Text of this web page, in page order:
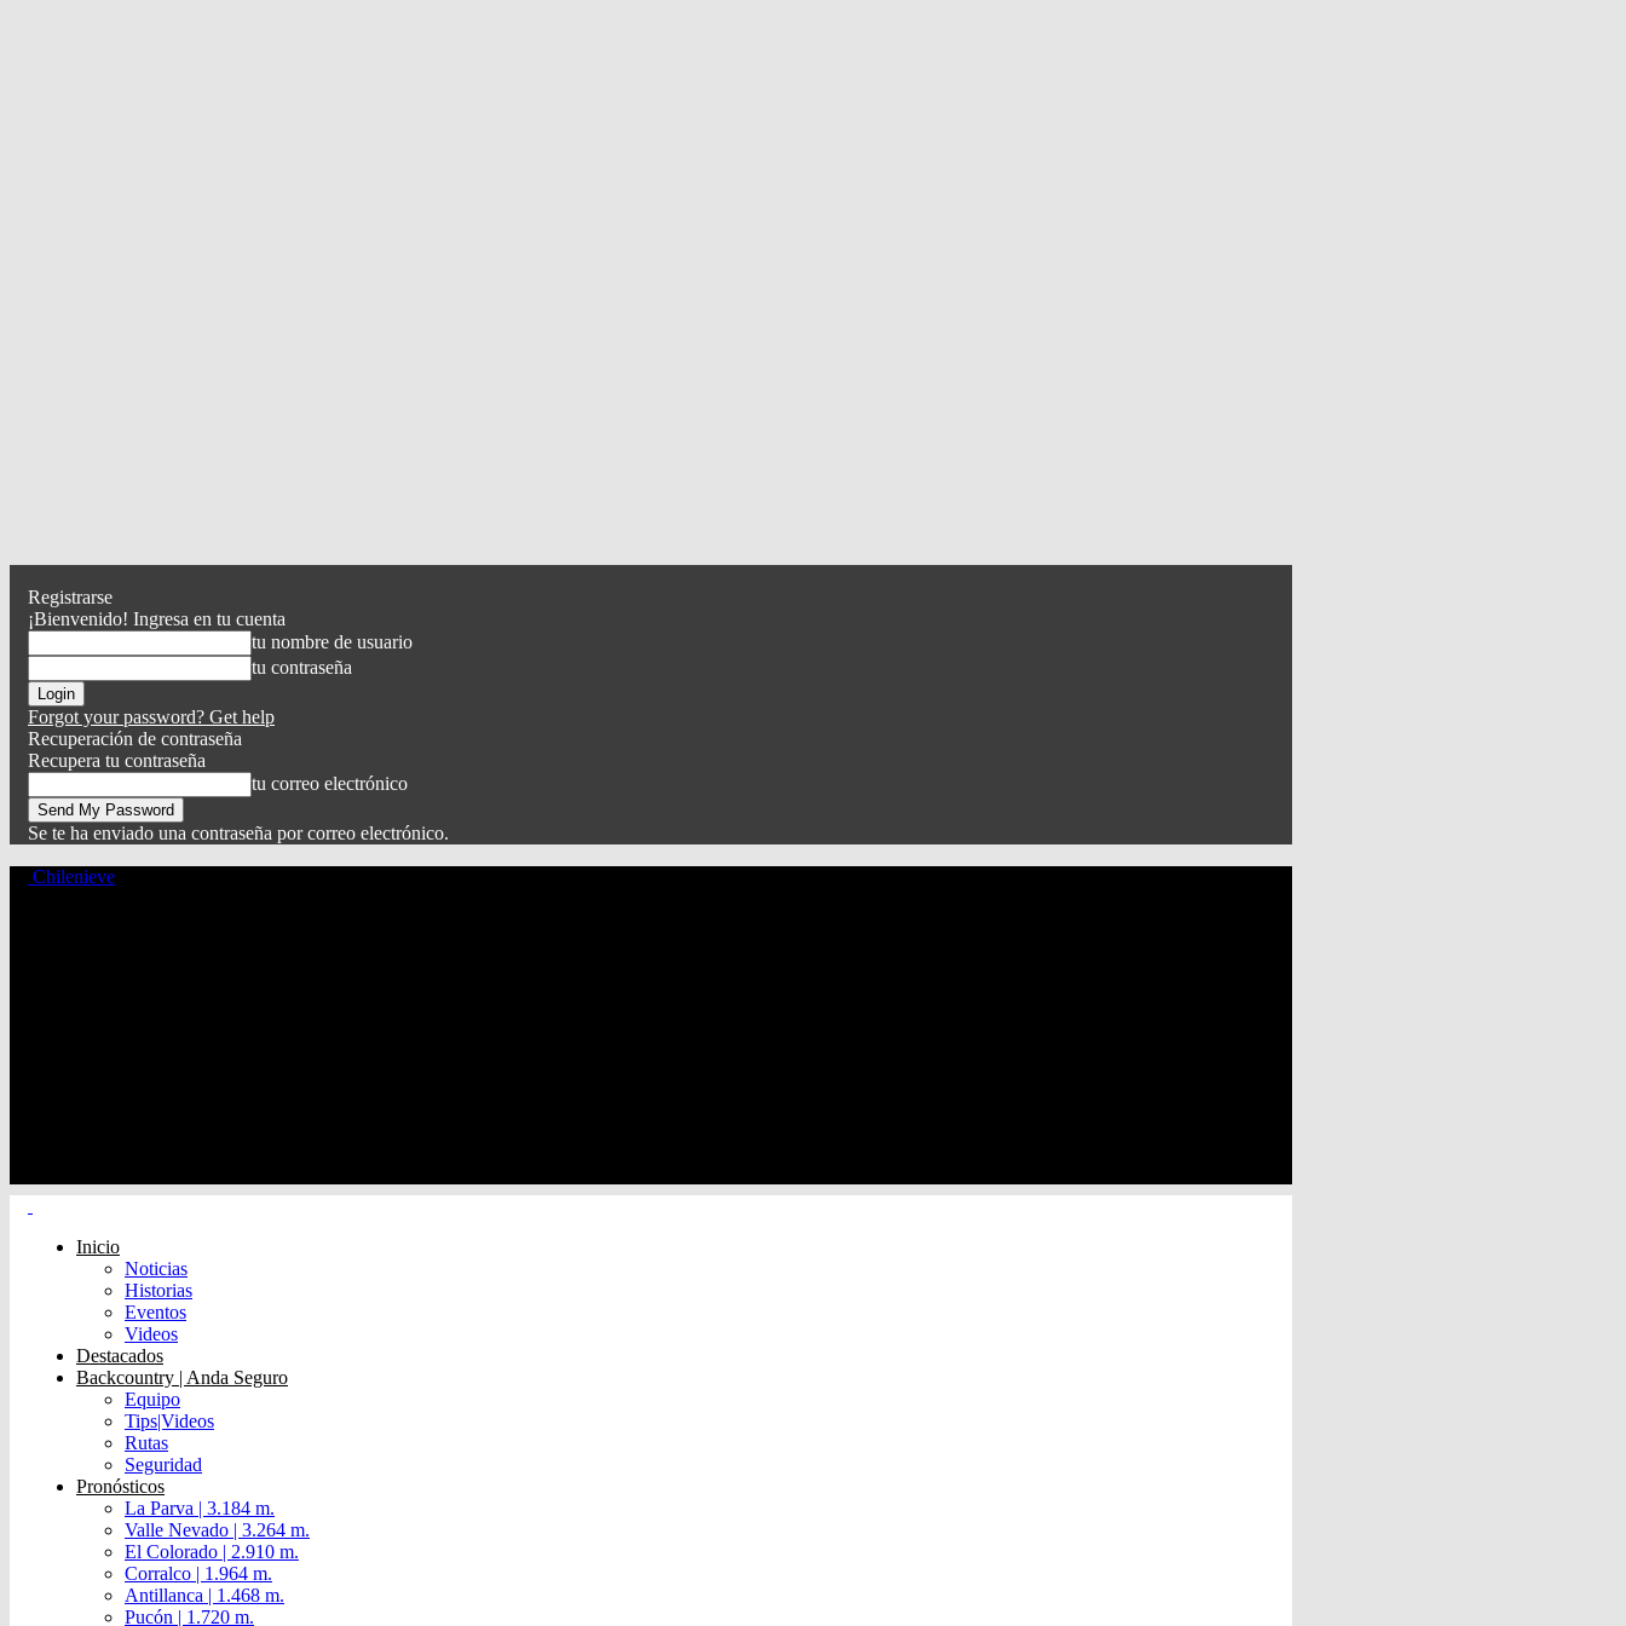
Registrarse
¡Bienvenido! Ingresa en tu cuenta
tu nombre de usuario
tu contraseña
Forgot your password? Get help
Recuperación de contraseña
Recupera tu contraseña
tu correo electrónico
Se te ha enviado una contraseña por correo electrónico.
Chilenieve
Inicio
Noticias
Historias
Eventos
Videos
Destacados
Backcountry | Anda Seguro
Equipo
Tips|Videos
Rutas
Seguridad
Pronósticos
La Parva | 3.184 m.
Valle Nevado | 3.264 m.
El Colorado | 2.910 m.
Corralco | 1.964 m.
Antillanca | 1.468 m.
Pucón | 1.720 m.